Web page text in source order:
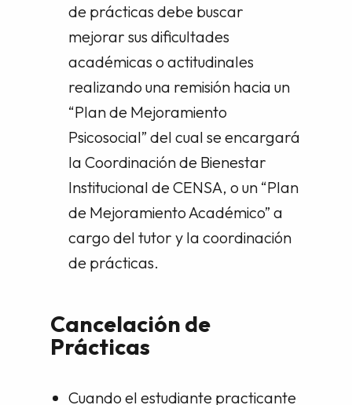
de prácticas debe buscar
mejorar sus dificultades
académicas o actitudinales
realizando una remisión hacia un
“Plan de Mejoramiento
Psicosocial” del cual se encargará
la Coordinación de Bienestar
Institucional de CENSA, o un “Plan
de Mejoramiento Académico” a
cargo del tutor y la coordinación
de prácticas.
Cancelación de
Prácticas
Cuando el estudiante practicante